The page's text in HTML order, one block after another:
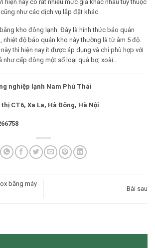
hiện nay có rất nhiều mức giá khác nhau tùy thuộc
như các dịch vụ lắp đặt khác.
kho đông lạnh: Đây là hình thức bảo quản
nhiệt độ bảo quản kho này thường là từ âm 5 độ.
thì hiện nay ít được áp dụng và chỉ phù hợp với
như cấp đông một số loại quả bơ, xoài…
nghiệp lạnh Nam Phú Thái
CT6, Xa La, Hà Đông, Hà Nội
bằng máy
Bài sau